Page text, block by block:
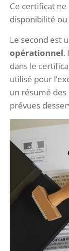
Ce certificat
disponibilité
Le second est
opérationnel.
dans le
utilisé pour
un résumé
prévues